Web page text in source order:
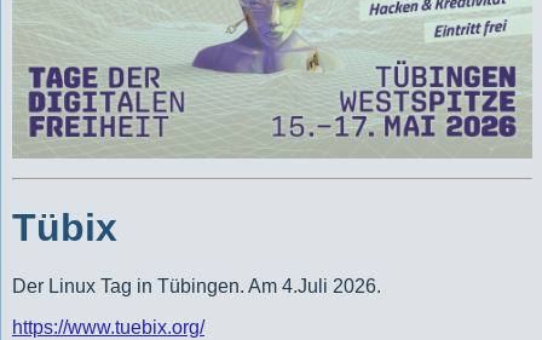
Tübix
Der Linux Tag in Tübingen. Am 4.Juli 2026.
https://www.tuebix.org/